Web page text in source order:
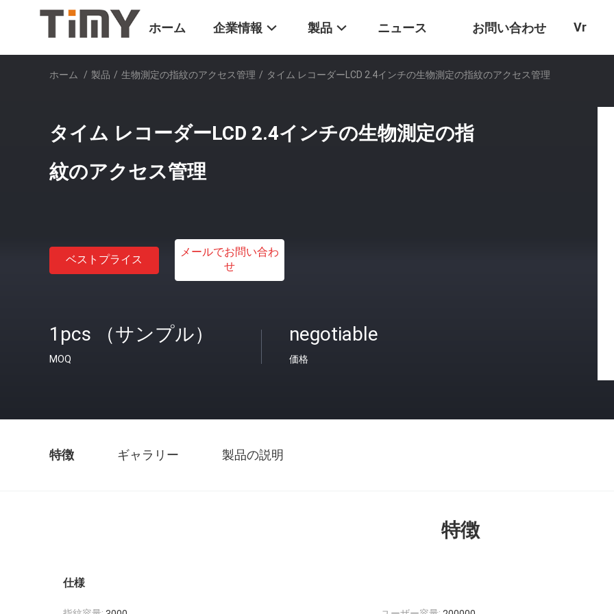
ホーム 企業情報 製品 ニュース お問い合わせ Vr
ホーム / 製品 / 生物測定の指紋のアクセス管理 / タイム レコーダーLCD 2.4インチの生物測定の指紋のアクセス管理
タイム レコーダーLCD 2.4インチの生物測定の指
紋のアクセス管理
ベストプライス
メールでお問い合わ
せ
1pcs （サンプル）
MOQ
negotiable
価格
特徴 ギャラリー 製品の説明
特徴
仕様